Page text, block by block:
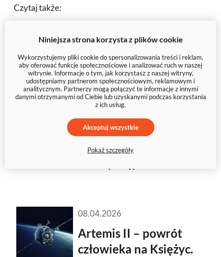
Czytaj także:
Pomysł na prezent dla
taty 2026 — co go
naprawdę wzruszy?
Odkryj prezenty z duszą — od
spersonalizowanych obrazów na
płótnie po kolaże z rodzinnych
wspomnień. Sprawdzone pomysły
08.04.2026
Artemis II – powrót
człowieka na Księżyc.
Niniejsza strona korzysta z plików cookie
Wykorzystujemy pliki cookie do spersonalizowania treści i reklam,
aby oferować funkcje społecznościowe i analizować ruch w naszej
witrynie. Informacje o tym, jak korzystasz z naszej witryny,
udostępniamy partnerom społecznościowym, reklamowym i
analitycznym. Partnerzy mogą połączyć te informacje z innymi
danymi otrzymanymi od Ciebie lub uzyskanymi podczas korzystania
z ich usług.
Akceptuj wszystkie
Pokaż szczegóły